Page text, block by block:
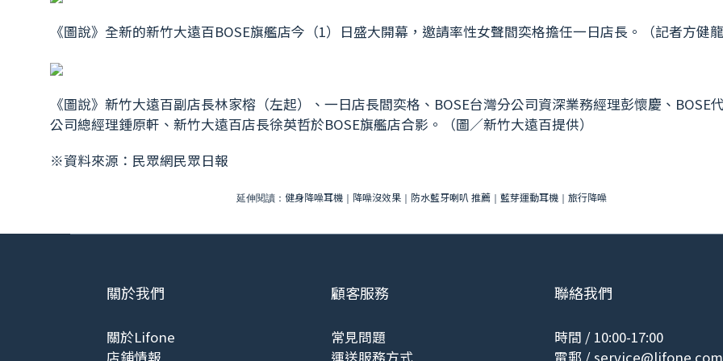
《圖說》全新的新竹大遠百BOSE旗艦店今（1）日盛大開幕，邀請率性女聲閻奕格擔任一日店長。（記者方健龍
《圖說》新竹大遠百副店長林家榕（左起）、一日店長閻奕格、BOSE台灣分公司資深業務經理彭懷慶、BOSE
公司總經理鍾原軒、新竹大遠百店長徐英哲於BOSE旗艦店合影。（圖／新竹大遠百提供）
※資料來源： 民眾網民眾日報
延伸閱讀： 健身降噪耳機｜ 降噪沒效果｜ 防水藍牙喇叭 推薦 藍芽運動耳機｜ 旅行降噪
關於我們
關於Lifone
店鋪情報
顧客服務
常見問題
運送服務方式
聯絡我們
時間 / 10:00-17:00
電郵 / service@lifone.com